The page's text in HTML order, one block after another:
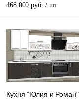
468 000 руб. / шт
Кухня "Юлия и Роман"